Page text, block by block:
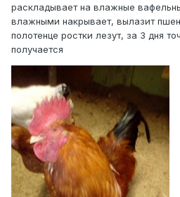
раскладывает на влажные
влажными накрывает, вылазит
полотенце ростки лезут, за 3 дня
получается